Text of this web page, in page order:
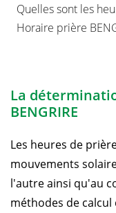
Quelles sont les
Horaire prière
La
BENGRIRE
Les heures de
mouvements
l'autre ainsi qu'au
méthodes de